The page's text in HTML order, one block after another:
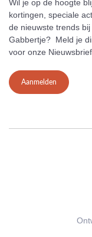
Wil je op de hoogte
kortingen, speciale
de nieuwste trends bij
Gabbertje? Meld je
voor onze
Aanmelden